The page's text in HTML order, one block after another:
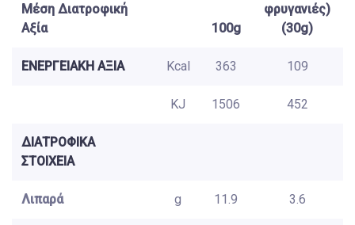
Μέση Διατροφική
Αξία
100g
φρυγανιές)
(30g)
ΕΝΕΡΓΕΙΑΚΗ ΑΞΙΑ Kcal 363 109
KJ 1506 452
ΔΙΑΤΡΟΦΙΚΑ
ΣΤΟΙΧΕΙΑ
Λιπαρά g 11.9 3.6